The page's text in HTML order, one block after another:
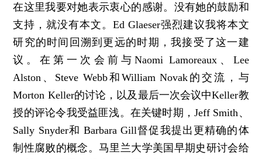
在这里我要对她表示衷心的感谢。没有她的鼓励和
支持，就没有本文。Ed Glaeser强烈建议我将本文
研究的时间回溯到更远的时期，我接受了这一建
议。在第一次会前与Naomi Lamoreaux、Lee
Alston、Steve Webb和William Novak的交流，与
Morton Keller的讨论，以及最后一次会议中Keller教
授的评论令我受益匪浅。在关键时期，Jeff Smith、
Sally Snyder和 Barbara Gill督促我提出更精确的体
制性腐败的概念。马里兰大学美国早期史研讨会给